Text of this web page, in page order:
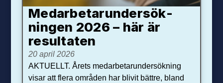
Medarbetar­under­sök­
ningen 2026 – här är
resultaten
20 april 2026
AKTUELLT. Årets medarbetarundersökning
visar att flera områden har blivit bättre, bland